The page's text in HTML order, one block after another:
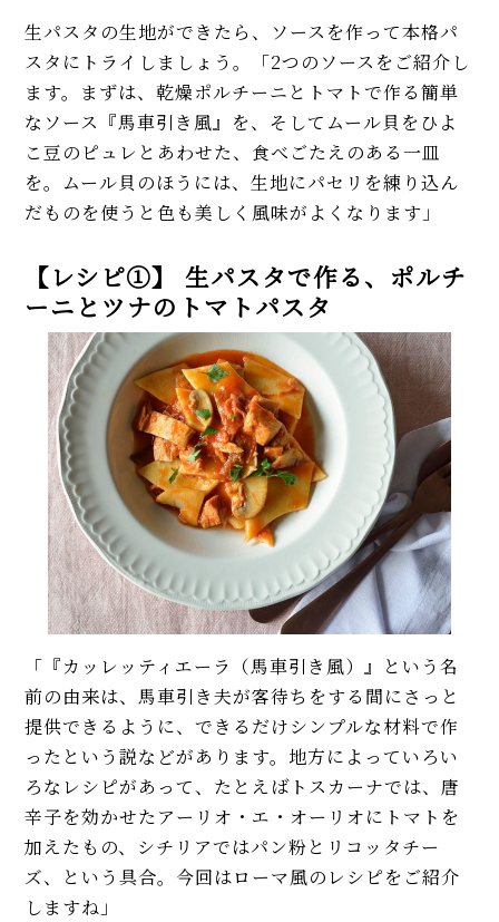
生パスタの生地ができたら、ソースを作って本格パ
スタにトライしましょう。「2つのソースをご紹介し
ます。まずは、乾燥ポルチーニとトマトで作る簡単
なソース『馬車引き風』を、そしてムール貝をひよ
こ豆のピュレとあわせた、食べごたえのある一皿
を。ムール貝のほうには、生地にパセリを練り込ん
だものを使うと色も美しく風味がよくなります」
【レシピ①】 生パスタで作る、ポルチ
ーニとツナのトマトパスタ
「『カッレッティエーラ（馬車引き風）』という名
前の由来は、馬車引き夫が客待ちをする間にさっと
提供できるように、できるだけシンプルな材料で作
ったという説などがあります。地方によっていろい
ろなレシピがあって、たとえばトスカーナでは、唐
辛子を効かせたアーリオ・エ・オーリオにトマトを
加えたもの、シチリアではパン粉とリコッタチー
ズ、という具合。今回はローマ風のレシピをご紹介
しますね」